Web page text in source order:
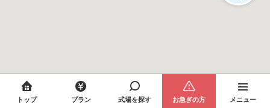
トップ プラン 式場を探す お急ぎの方 メニュー